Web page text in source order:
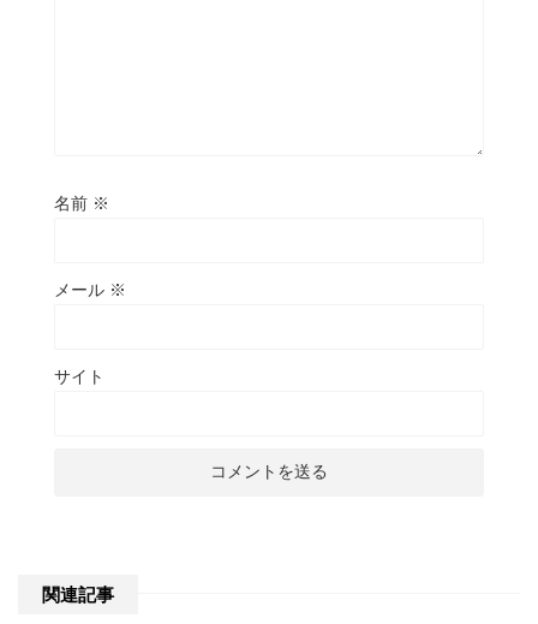
名前 ※
メール ※
サイト
関連記事